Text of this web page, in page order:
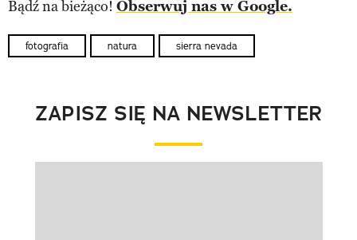
Bądź na bieżąco! Obserwuj nas w Google.
fotografia natura sierra nevada
ZAPISZ SIĘ NA NEWSLETTER